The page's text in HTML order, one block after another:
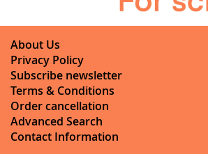
About Us
Privacy Policy
Subscribe newsletter
Terms & Conditions
Order cancellation
Advanced Search
Contact Information